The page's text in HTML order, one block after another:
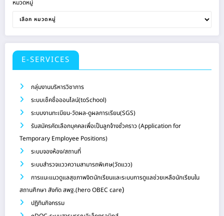
หมวดหมู่
E-SERVICES
กลุ่มงานบริหารวิชาการ
ระบบเช็คชื่อออนไลน์(toSchool)
ระบบงานทะเบียน-วัดผล-ดูผลการเรียน(SGS)
รับสมัครคัดเลือกบุคคลเพื่อเป็นลูกจ้างชั่วคราว (Application for
Temporary Employee Positions)
ระบบจองห้อง/สถานที่
ระบบสำรวจแววความสามารถพิเศษ(วัดแวว)
การแนะแนวดูแลสุขภาพจิตนักเรียนและระบบการดูแลช่วยเหลือนักเรียนใน
สถานศึกษา สังกัด สพฐ.(hero OBEC care)
ปฏิทินกิจกรรม